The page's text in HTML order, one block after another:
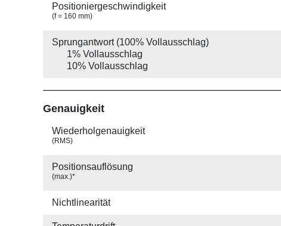
Positionier­geschwindigkeit
(f = 160 mm)
Sprungantwort (100% Vollausschlag)
1% Vollausschlag
10% Vollausschlag
Genauigkeit
Wiederhol­genauigkeit
(RMS)
Positions­auflösung
(max.)*
Nichtlinearität